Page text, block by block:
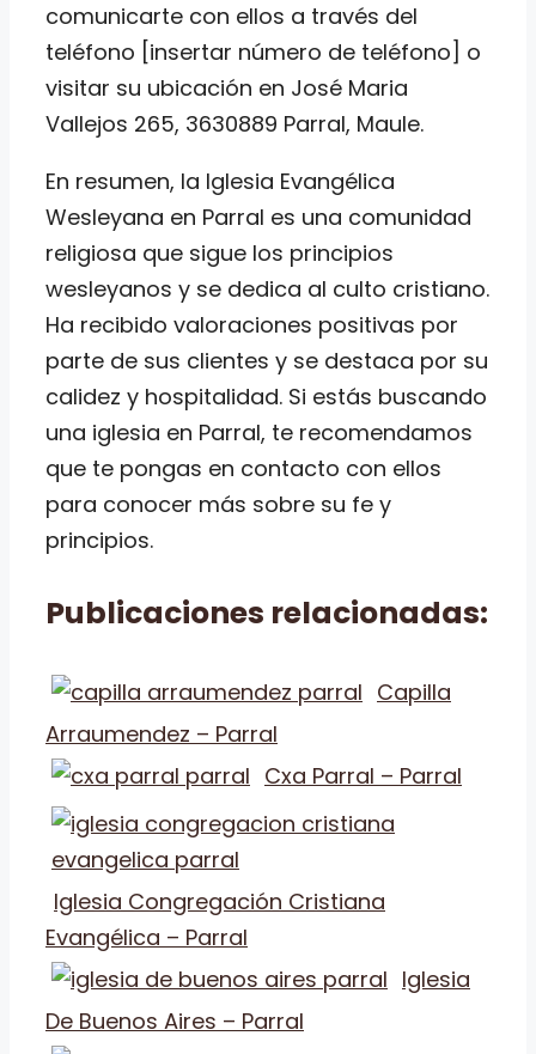
comunicarte con ellos a través del
teléfono [insertar número de teléfono] o
visitar su ubicación en José Maria
Vallejos 265, 3630889 Parral, Maule.
En resumen, la Iglesia Evangélica
Wesleyana en Parral es una comunidad
religiosa que sigue los principios
wesleyanos y se dedica al culto cristiano.
Ha recibido valoraciones positivas por
parte de sus clientes y se destaca por su
calidez y hospitalidad. Si estás buscando
una iglesia en Parral, te recomendamos
que te pongas en contacto con ellos
para conocer más sobre su fe y
principios.
Publicaciones relacionadas:
Capilla
Arraumendez – Parral
Cxa Parral – Parral
Iglesia Congregación Cristiana
Evangélica – Parral
Iglesia
De Buenos Aires – Parral